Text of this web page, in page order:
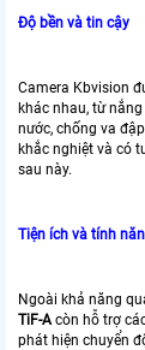
Độ bền và tin cậy
Camera Kbvision
khác nhau, từ
nước, chống va
khắc nghiệt và có
sau này.
Tiện ích và tính
Ngoài khả năng
TiF-A còn hỗ trợ
phát hiện chuyển